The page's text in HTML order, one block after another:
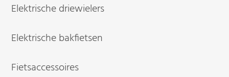
Elektrische driewielers
Elektrische bakfietsen
Fietsaccessoires